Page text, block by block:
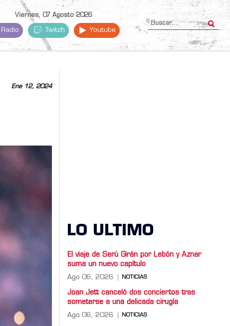
Viernes, 07 Agosto 2026
Radio Twitch Youtube
Ene 12, 2024
LO ULTIMO
El viaje de Serú Girán por Lebón y Aznar
suma un nuevo capítulo
Ago 06, 2026 NOTICIAS
Joan Jett canceló dos conciertos tras
someterse a una delicada cirugía
Ago 06, 2026 NOTICIAS